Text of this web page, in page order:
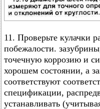
11. Проверьте кулачки
побежалости.
точечную коррозию и
хорошем состоянии, а
соответствуют
спецификации,
устанавливать